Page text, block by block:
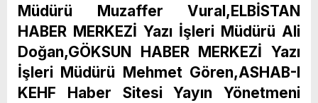
Müdürü Muzaffer Vural,ELBİSTAN
HABER MERKEZİ Yazı İşleri Müdürü Ali
Doğan,GÖKSUN HABER MERKEZİ Yazı
İşleri Müdürü Mehmet Gören,ASHAB-I
KEHF Haber Sitesi Yayın Yönetmeni